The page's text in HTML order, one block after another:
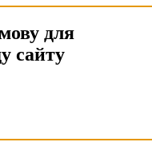
для
сайту